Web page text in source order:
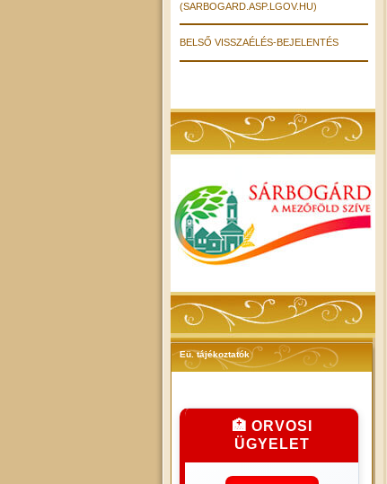
(SARBOGARD.ASP.LGOV.HU)
BELSŐ VISSZAÉLÉS-BEJELENTÉS
Eü. tájékoztatók
🏥 ORVOSI
ÜGYELET